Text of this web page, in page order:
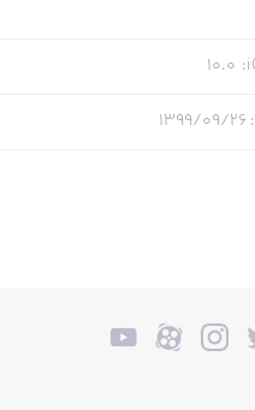
:
10.0
: ۱۳۹۹/۰۹/۲۶